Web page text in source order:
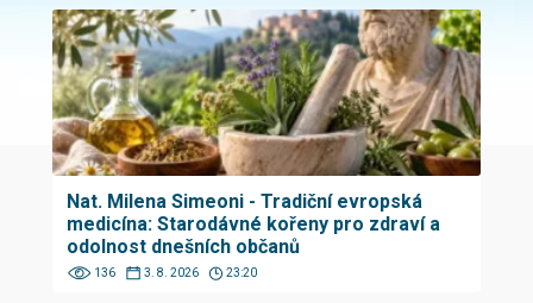
Nat. Milena Simeoni - Tradiční evropská
medicína: Starodávné kořeny pro zdraví a
odolnost dnešních občanů
136 3. 8. 2026 23:20